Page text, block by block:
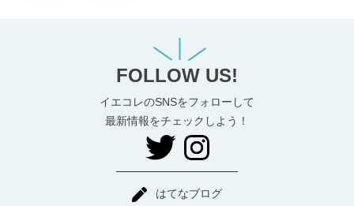
FOLLOW US!
イエコレのSNSをフォローして
最新情報をチェックしよう！
はてなブログ